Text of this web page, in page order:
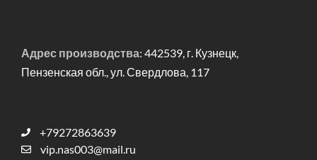
Адрес производства:442539, г. Кузнецк,
Пензенская обл., ул. Свердлова, 117
+79272863639
vip.nas003@mail.ru